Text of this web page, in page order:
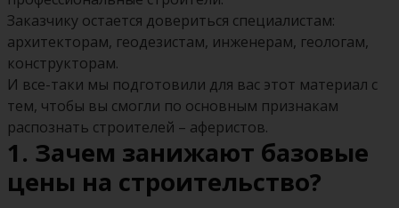
Заказчику остается довериться специалистам:
архитекторам, геодезистам, инженерам, геологам,
конструкторам.
И все-таки мы подготовили для вас этот материал с
тем, чтобы вы смогли по основным признакам
распознать строителей – аферистов.
1. Зачем занижают базовые
цены на строительство?